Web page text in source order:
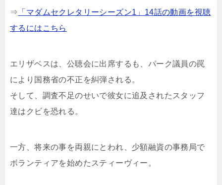
⇒ 「マダムセクレタリーシーズン1」14話の動画を視聴
するにはこちら
エリザベスは、公聴会に出席するも、パーク議員の罠
により国務省の不正を糾弾される。
そして、調査不足のせいで彼女に追及されたスタッフ
達はクビを恐れる。
一方、将来の事を両親にとわれ、少額融資の事務局で
ボランティアを始めたスティーヴィー。